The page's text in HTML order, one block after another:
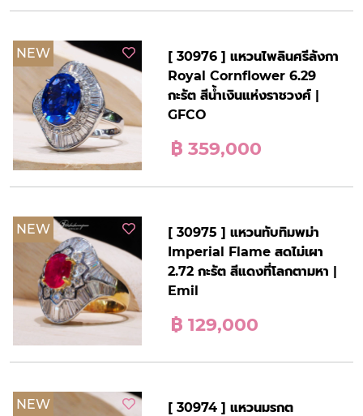
NEW
[ 30976 ] แหวนไพลินศรีลังกา
Royal Cornflower 6.29
กะรัต สีน้ำเงินแห่งราชวงศ์ |
GFCO
฿ 359,000
NEW
[ 30975 ] แหวนทับทิมพม่า
Imperial Flame สดไม่เผา
2.72 กะรัต สีแดงที่โลกตามหา |
Emil
฿ 129,000
NEW
[ 30974 ] แหวนมรกต